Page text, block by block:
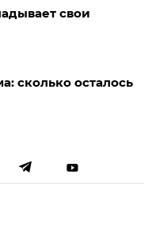
свои
сколько осталось